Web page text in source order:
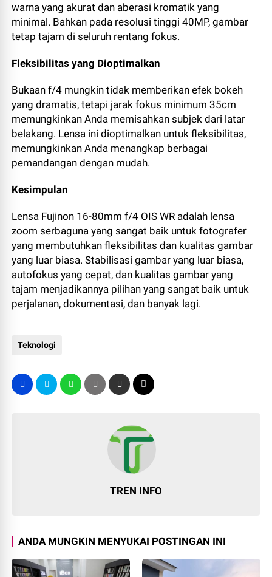
warna yang akurat dan aberasi kromatik yang
minimal. Bahkan pada resolusi tinggi 40MP, gambar
tetap tajam di seluruh rentang fokus.
Fleksibilitas yang Dioptimalkan
Bukaan f/4 mungkin tidak memberikan efek bokeh
yang dramatis, tetapi jarak fokus minimum 35cm
memungkinkan Anda memisahkan subjek dari latar
belakang. Lensa ini dioptimalkan untuk fleksibilitas,
memungkinkan Anda menangkap berbagai
pemandangan dengan mudah.
Kesimpulan
Lensa Fujinon 16-80mm f/4 OIS WR adalah lensa
zoom serbaguna yang sangat baik untuk fotografer
yang membutuhkan fleksibilitas dan kualitas gambar
yang luar biasa. Stabilisasi gambar yang luar biasa,
autofokus yang cepat, dan kualitas gambar yang
tajam menjadikannya pilihan yang sangat baik untuk
perjalanan, dokumentasi, dan banyak lagi.
Teknologi
TREN INFO
ANDA MUNGKIN MENYUKAI POSTINGAN INI